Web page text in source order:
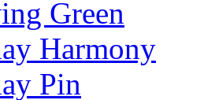
Green
Harmony
Pin